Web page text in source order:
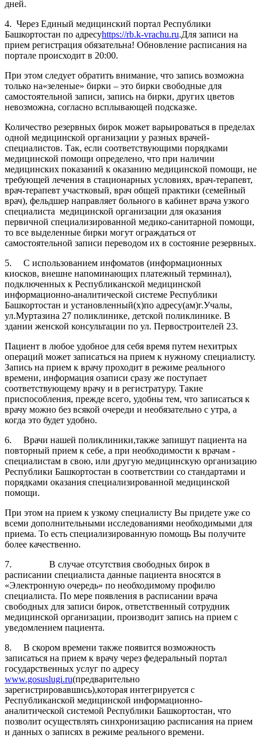
дней.
4. Через Единый медицинский портал Республики
Башкортостан по адресуhttps://rb.k-vrachu.ru.Для записи на
прием регистрация обязательна! Обновление расписания на
портале происходит в 20:00.
При этом следует обратить внимание, что запись возможна
только на«зеленые» бирки – это бирки свободные для
самостоятельной записи, запись на бирки, других цветов
невозможна, согласно всплывающей подсказке.
Количество резервных бирок может варьироваться в пределах
одной медицинской организации у разных врачей-
специалистов. Так, если соответствующими порядками
медицинской помощи определено, что при наличии
медицинских показаний к оказанию медицинской помощи, не
требующей лечения в стационарных условиях, врач-терапевт,
врач-терапевт участковый, врач общей практики (семейный
врач), фельдшер направляет больного в кабинет врача узкого
специалиста медицинской организации для оказания
первичной специализированной медико-санитарной помощи,
то все выделенные бирки могут ограждаться от
самостоятельной записи переводом их в состояние резервных.
5. С использованием инфоматов (информационных
киосков, внешне напоминающих платежный терминал),
подключенных к Республиканской медицинской
информационно-аналитической системе Республики
Башкортостан и установленный(х)по адресу(ам)г.Учалы,
ул.Муртазина 27 поликлинике, детской поликлинике. В
здании женской консультации по ул. Первостроителей 23.
Пациент в любое удобное для себя время путем нехитрых
операций может записаться на прием к нужному специалисту.
Запись на прием к врачу проходит в режиме реального
времени, информация озаписи сразу же поступает
соответствующему врачу и в регистратуру. Такие
приспособления, прежде всего, удобны тем, что записаться к
врачу можно без всякой очереди и необязательно с утра, а
когда это будет удобно.
6. Врачи нашей поликлиники,также запишут пациента на
повторный прием к себе, а при необходимости к врачам -
специалистам в свою, или другую медицинскую организацию
Республики Башкортостан в соответствии со стандартами и
порядками оказания специализированной медицинской
помощи.
При этом на прием к узкому специалисту Вы придете уже со
всеми дополнительными исследованиями необходимыми для
приема. То есть специализированную помощь Вы получите
более качественно.
7. В случае отсутствия свободных бирок в
расписании специалиста данные пациента вносятся в
«Электронную очередь» по необходимому профилю
специалиста. По мере появления в расписании врача
свободных для записи бирок, ответственный сотрудник
медицинской организации, производит запись на прием с
уведомлением пациента.
8. В скором времени также появится возможность
записаться на прием к врачу через федеральный портал
государственных услуг по адресу
www.gosuslugi.ru(предварительно
зарегистрировавшись),которая интегрируется с
Республиканской медицинской информационно-
аналитической системой Республики Башкортостан, что
позволит осуществлять синхронизацию расписания на прием
и данных о записях в режиме реального времени.